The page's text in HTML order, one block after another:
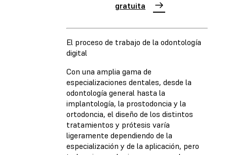
gratuita
El proceso de trabajo de la odontología
digital
Con una amplia gama de
especializaciones dentales, desde la
odontología general hasta la
implantología, la prostodoncia y la
ortodoncia, el diseño de los distintos
tratamientos y prótesis varía
ligeramente dependiendo de la
especialización y de la aplicación, pero